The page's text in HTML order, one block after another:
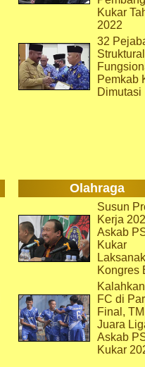
Kukar
2022
32
Pemkab
Dimutasi
Olahraga
Susun
Kerja
Askab
Kukar
Kongres
FC di
Final,
Juara
Askab
Kukar